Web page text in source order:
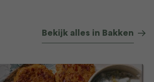
Bekijk alles in Bakken